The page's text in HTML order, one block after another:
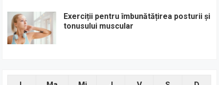
Exerciții pentru îmbunătățirea posturii și
tonusului muscular